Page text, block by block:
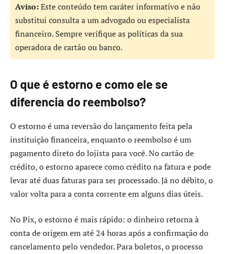
Aviso:Este conteúdo tem caráter informativo e não
substitui consulta a um advogado ou especialista
financeiro. Sempre verifique as políticas da sua
operadora de cartão ou banco.
O que é estorno e como ele se
diferencia do reembolso?
O estorno é uma reversão do lançamento feita pela
instituição financeira, enquanto o reembolso é um
pagamento direto do lojista para você. No cartão de
crédito, o estorno aparece como crédito na fatura e pode
levar até duas faturas para ser processado. Já no débito, o
valor volta para a conta corrente em alguns dias úteis.
No Pix, o estorno é mais rápido: o dinheiro retorna à
conta de origem em até 24 horas após a confirmação do
cancelamento pelo vendedor. Para boletos, o processo